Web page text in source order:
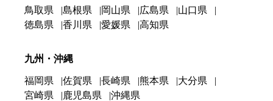
鳥取県 島根県 岡山県 広島県
山口県
徳島県
香川県 愛媛県 高知県
九州・沖縄
福岡県 佐賀県 長崎県 熊本県
大分県
宮崎県
鹿児島県 沖縄県